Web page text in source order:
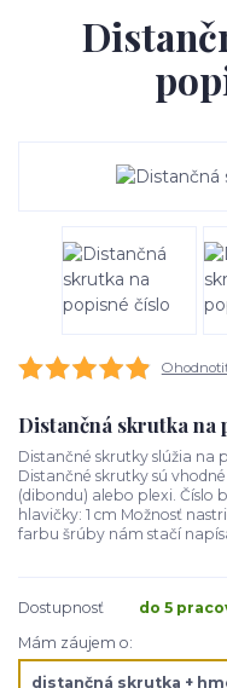
Distančná skrutka na
Distančné skrutky slúžia na
Distančné skrutky sú
(dibondu) alebo plexi. Číslo
hlavičky: 1 cm Možnosť
farbu šrúby nám stačí
Dostupnosť
do 5
Mám záujem o: